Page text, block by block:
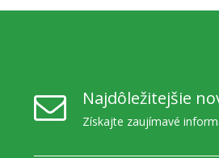
Najdôležitejšie
Získajte zaujímavé